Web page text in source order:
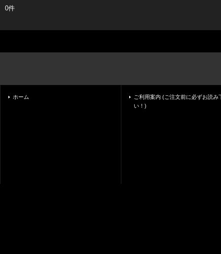
0件
ホーム
ご利用案内 (ご注文前に必ずお読み
い！)